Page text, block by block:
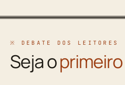
※ DEBATE DOS LEITORES
Seja oprimeiro